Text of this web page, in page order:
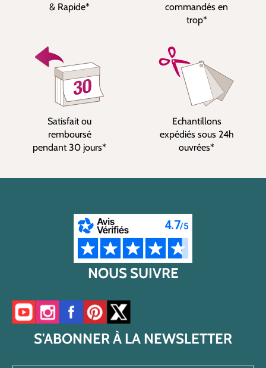
& Rapide*
commandés en
trop*
Satisfait ou
remboursé
pendant 30 jours*
Echantillons
expédiés sous 24h
ouvrées*
NOUS SUIVRE
Accéder à notre chaîne YouTube
Accéder à notre compte Instagram
Accéder à notre page Facebook
Accéder à notre compte Pinterest
Accéder à notre compte Twitter/X
S'ABONNER À LA NEWSLETTER